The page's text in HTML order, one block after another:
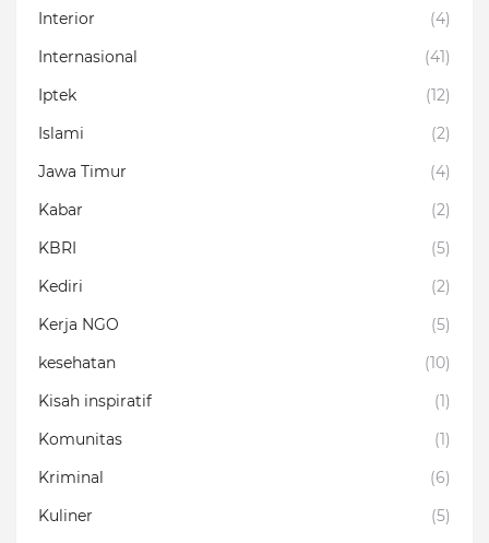
Interior
(4)
Internasional
(41)
Iptek
(12)
Islami
(2)
Jawa Timur
(4)
Kabar
(2)
KBRI
(5)
Kediri
(2)
Kerja NGO
(5)
kesehatan
(10)
Kisah inspiratif
(1)
Komunitas
(1)
Kriminal
(6)
Kuliner
(5)